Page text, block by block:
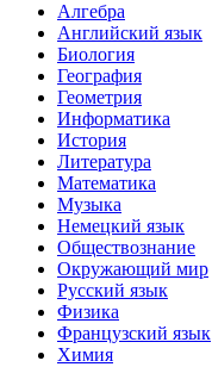
Алгебра
Английский язык
Биология
География
Геометрия
Информатика
История
Литература
Математика
Музыка
Немецкий язык
Обществознание
Окружающий мир
Русский язык
Физика
Французский язык
Химия